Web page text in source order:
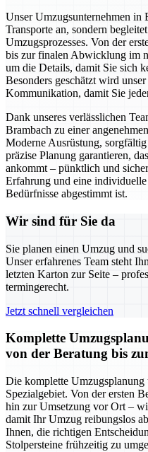
Unser Umzugsunternehmen in
Transporte an, sondern
Umzugsprozesses. Von der
bis zur finalen Abwicklung im
um die Details, damit Sie sich
Besonders geschätzt wird
Kommunikation, damit Sie
Dank unseres verlässlichen
Brambach zu einer
Moderne Ausrüstung,
präzise Planung garantieren,
ankommt – pünktlich und
Erfahrung und eine
Bedürfnisse abgestimmt ist.
Wir sind für Sie da
Sie planen einen Umzug und
Unser erfahrenes Team steht
letzten Karton zur Seite –
termingerecht.
Jetzt schnell vergleichen
Komplette
von der Beratung bis
Die komplette
Spezialgebiet. Von der ersten
hin zur Umsetzung vor Ort –
damit Ihr Umzug reibungslos
Ihnen, die richtigen
Stolpersteine frühzeitig zu